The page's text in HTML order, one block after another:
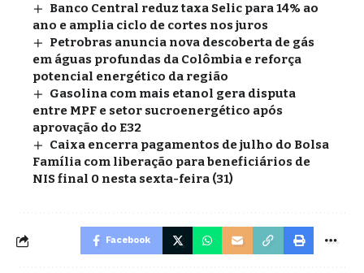
Banco Central reduz taxa Selic para 14% ao
ano e amplia ciclo de cortes nos juros
Petrobras anuncia nova descoberta de gás
em águas profundas da Colômbia e reforça
potencial energético da região
Gasolina com mais etanol gera disputa
entre MPF e setor sucroenergético após
aprovação do E32
Caixa encerra pagamentos de julho do Bolsa
Família com liberação para beneficiários de
NIS final 0 nesta sexta-feira (31)
Facebook